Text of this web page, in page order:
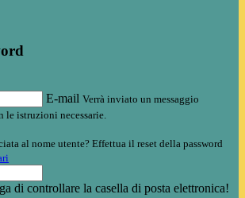
E-mail Verrà inviato un messaggio
istruzioni necessarie.
al nome utente? Effettua il reset della password
di controllare la casella di posta elettronica!